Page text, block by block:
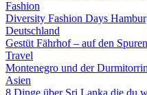
Fashion
Diversity Fashion Days
Deutschland
Gestüt Fährhof – auf den
Travel
Montenegro und der
Asien
8 Dinge über Sri Lanka die du